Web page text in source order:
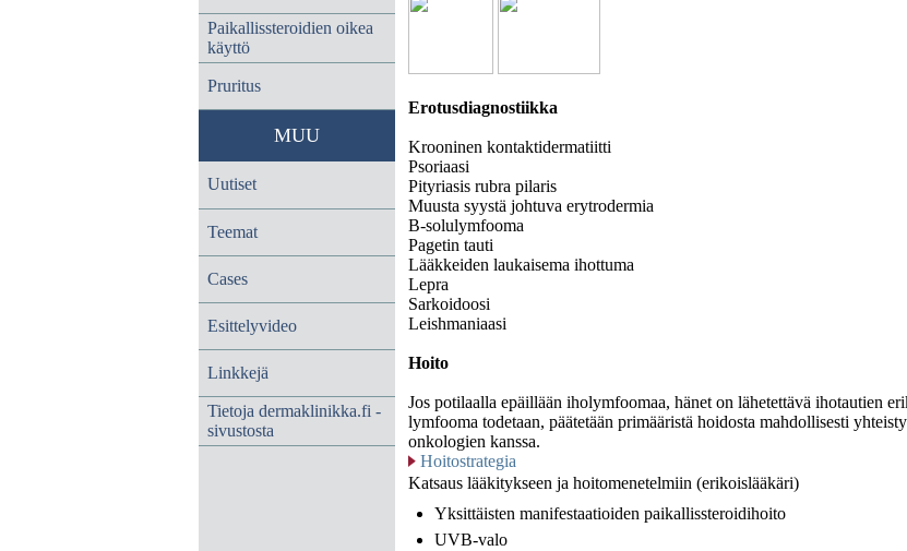
Paikallissteroidien oikea
käyttö
Pruritus
MUU
Uutiset
Teemat
Cases
Esittelyvideo
Linkkejä
Tietoja dermaklinikka.fi -
sivustosta
Erotusdiagnostiikka
Krooninen kontaktidermatiitti
Psoriaasi
Pityriasis rubra pilaris
Muusta syystä johtuva erytrodermia
B-solulymfooma
Pagetin tauti
Lääkkeiden laukaisema ihottuma
Lepra
Sarkoidoosi
Leishmaniaasi
Hoito
Jos potilaalla epäillään iholymfoomaa, hänet on lähetettävä ihotautien
lymfooma todetaan, päätetään primääristä hoidosta mahdollisesti
onkologien kanssa.
Hoitostrategia
Katsaus lääkitykseen ja hoitomenetelmiin (erikoislääkäri)
Yksittäisten manifestaatioiden paikallissteroidihoito
UVB-valo